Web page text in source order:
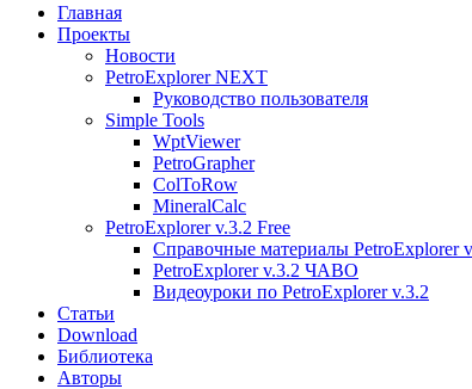
Главная
Проекты
Новости
PetroExplorer NEXT
Руководство пользователя
Simple Tools
WptViewer
PetroGrapher
ColToRow
MineralCalc
PetroExplorer v.3.2 Free
Справочные материалы PetroExplorer
PetroExplorer v.3.2 ЧАВО
Видеоуроки по PetroExplorer v.3.2
Статьи
Download
Библиотека
Авторы